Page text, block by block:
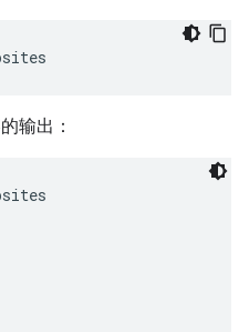
输出：